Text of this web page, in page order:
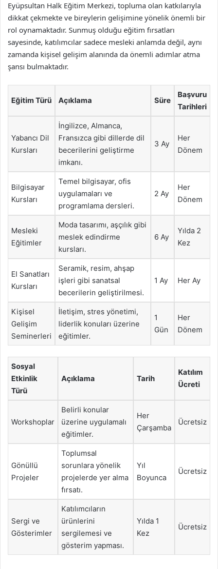
Eyüpsultan Halk Eğitim Merkezi, topluma olan katkılarıyla
dikkat çekmekte ve bireylerin gelişimine yönelik önemli bir
rol oynamaktadır. Sunmuş olduğu eğitim fırsatları
sayesinde, katılımcılar sadece mesleki anlamda değil, aynı
zamanda kişisel gelişim alanında da önemli adımlar atma
şansı bulmaktadır.
Eğitim Türü Açıklama Süre
Başvuru
Tarihleri
Yabancı Dil
Kursları
İngilizce, Almanca,
Fransızca gibi dillerde dil
becerilerini geliştirme
imkanı.
3 Ay
Her
Dönem
Bilgisayar
Kursları
Temel bilgisayar, ofis
uygulamaları ve
programlama dersleri.
2 Ay
Her
Dönem
Mesleki
Eğitimler
Moda tasarımı, aşçılık gibi
meslek edindirme
kursları.
6 Ay
Yılda 2
Kez
El Sanatları
Kursları
Seramik, resim, ahşap
işleri gibi sanatsal
becerilerin geliştirilmesi.
1 Ay Her Ay
Kişisel
Gelişim
Seminerleri
İletişim, stres yönetimi,
liderlik konuları üzerine
eğitimler.
1
Gün
Her
Dönem
Sosyal
Etkinlik
Türü
Açıklama Tarih
Katılım
Ücreti
Workshoplar
Belirli konular
üzerine uygulamalı
eğitimler.
Her
Çarşamba
Ücretsiz
Gönüllü
Projeler
Toplumsal
sorunlara yönelik
projelerde yer alma
fırsatı.
Yıl
Boyunca
Ücretsiz
Sergi ve
Gösterimler
Katılımcıların
ürünlerini
sergilemesi ve
gösterim yapması.
Yılda 1
Kez
Ücretsiz